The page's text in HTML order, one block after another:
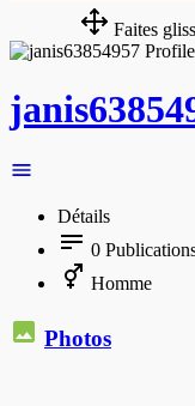
Faites
Détails
0
Homme
Photos